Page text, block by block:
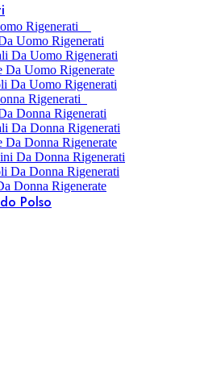
Rigenerati
Uomo Rigenerati
Da Uomo Rigenerati
Da Uomo Rigenerate
Da Uomo Rigenerati
Rigenerati
Donna Rigenerati
Da Donna Rigenerati
Da Donna Rigenerate
Da Donna Rigenerati
Da Donna Rigenerati
Donna Rigenerate
Polso